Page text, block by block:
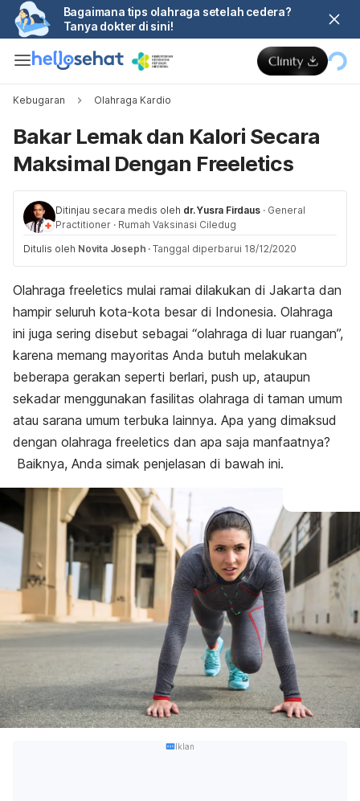
Bagaimana tips olahraga setelah cedera?
Tanya dokter di sini!
Kebugaran Olahraga Kardio
Bakar Lemak dan Kalori Secara
Maksimal Dengan Freeletics
Ditinjau secara medis oleh dr. Yusra Firdaus · General
Practitioner · Rumah Vaksinasi Ciledug
Ditulis oleh Novita Joseph · Tanggal diperbarui 18/12/2020
Olahraga freeletics mulai ramai dilakukan di Jakarta dan
hampir seluruh kota-kota besar di Indonesia. Olahraga
ini juga sering disebut sebagai “olahraga di luar ruangan”,
karena memang mayoritas Anda butuh melakukan
beberapa gerakan seperti berlari, push up, ataupun
sekadar menggunakan fasilitas olahraga di taman umum
atau sarana umum terbuka lainnya. Apa yang dimaksud
dengan olahraga freeletics dan apa saja manfaatnya?
Baiknya, Anda simak penjelasan di bawah ini.
Iklan